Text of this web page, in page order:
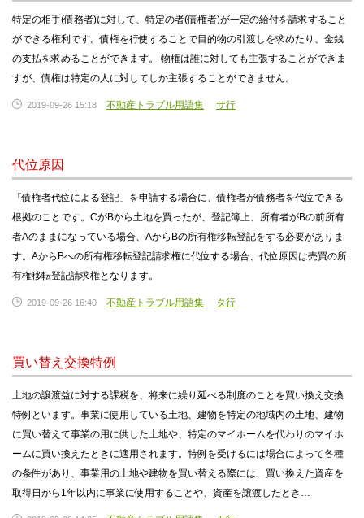
特定の相手(債務者)に対して、特定の者(債権者)が一定の給付を請求すること
ができる権利です。債権を行使することで目的物の引渡しを求めたり、金銭
の支払を求めることができます。 物権は誰に対しても主張することができま
すが、債権は特定の人に対してしか主張することができません。
2019-09-26 15:18 不動産トラブル用語集 サ行
代位原因
「債権者代位による登記」を申請する場合に、債権者が債務者を代位できる
根拠のことです。CがBから土地を買ったが、登記簿上、所有者がBの前所有
者Aのままになっている場合、AからBの所有権移転登記をする必要がありま
す。AからBへの所有権移転登記請求権に代位する場合、代位原因は売買の所
有権移転登記請求権となります。
2019-09-26 16:40 不動産トラブル用語集 タ行
買い替え交換特例
土地の譲渡益に対する課税を、将来に繰り延べる制度のことを買い換え交換
特例といます。事業に使用している土地、建物を特定の地域内の土地、建物
に買い替えて事業の用に供した土地や、特定のマイホームを代わりのマイホ
ームに買い換えたときに適用されます。特例を受けるには場合によって各種
の条件があり、事業用の土地や建物を買い替える際には、買い換えた資産を
取得日から1年以内に事業に使用することや、資産を譲渡したとき…